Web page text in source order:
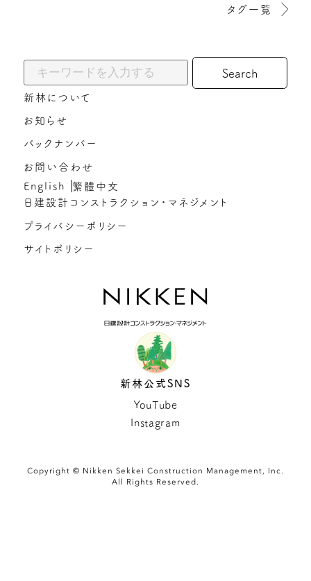
タグ一覧
キーワードから探す:
新林について
お知らせ
バックナンバー
お問い合わせ
English
繁體中文
日建設計コンストラクション・マネジメント
プライバシーポリシー
サイトポリシー
新林公式SNS
YouTube
Instagram
Copyright © Nikken Sekkei Construction Management, Inc.
All Rights Reserved.